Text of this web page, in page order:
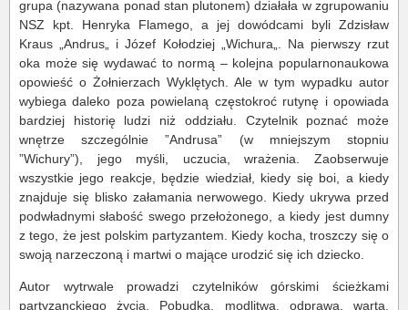
grupa (nazywana ponad stan plutonem) działała w zgrupowaniu
NSZ kpt. Henryka Flamego, a jej dowódcami byli Zdzisław
Kraus „Andrus„ i Józef Kołodziej „Wichura„. Na pierwszy rzut
oka może się wydawać to normą – kolejna popularnonaukowa
opowieść o Żołnierzach Wyklętych. Ale w tym wypadku autor
wybiega daleko poza powielaną częstokroć rutynę i opowiada
bardziej historię ludzi niż oddziału. Czytelnik poznać może
wnętrze szczególnie ”Andrusa” (w mniejszym stopniu
”Wichury”), jego myśli, uczucia, wrażenia. Zaobserwuje
wszystkie jego reakcje, będzie wiedział, kiedy się boi, a kiedy
znajduje się blisko załamania nerwowego. Kiedy ukrywa przed
podwładnymi słabość swego przełożonego, a kiedy jest dumny
z tego, że jest polskim partyzantem. Kiedy kocha, troszczy się o
swoją narzeczoną i martwi o mające urodzić się ich dziecko.
Autor wytrwale prowadzi czytelników górskimi ścieżkami
partyzanckiego życia. Pobudka, modlitwa, odprawa, warta,